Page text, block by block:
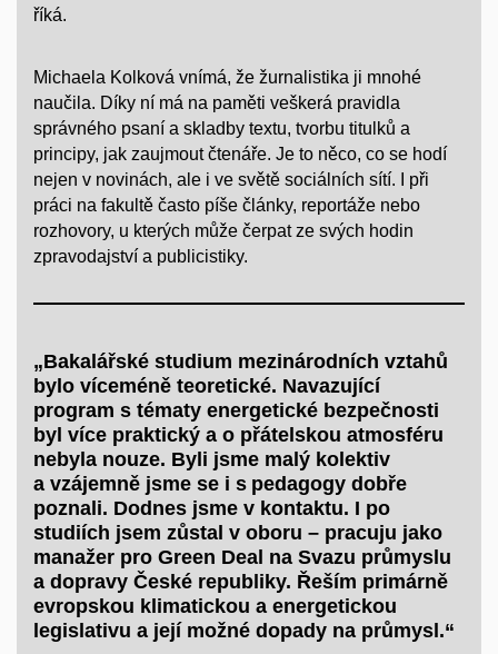
říká.
Michaela Kolková vnímá, že žurnalistika ji mnohé
naučila. Díky ní má na paměti veškerá pravidla
správného psaní a skladby textu, tvorbu titulků a
principy, jak zaujmout čtenáře. Je to něco, co se hodí
nejen v novinách, ale i ve světě sociálních sítí. I při
práci na fakultě často píše články, reportáže nebo
rozhovory, u kterých může čerpat ze svých hodin
zpravodajství a publicistiky.
„Bakalářské studium mezinárodních vztahů
bylo víceméně teoretické. Navazující
program s tématy energetické bezpečnosti
byl více praktický a o přátelskou atmosféru
nebyla nouze. Byli jsme malý kolektiv
a vzájemně jsme se i s pedagogy dobře
poznali. Dodnes jsme v kontaktu. I po
studiích jsem zůstal v oboru – pracuju jako
manažer pro Green Deal na Svazu průmyslu
a dopravy České republiky. Řeším primárně
evropskou klimatickou a energetickou
legislativu a její možné dopady na průmysl.“